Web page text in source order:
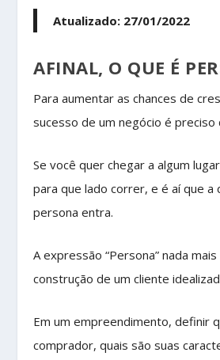
Atualizado: 27/01/2022
AFINAL, O QUE É
Para aumentar as chances de
sucesso de um negócio é preciso
Se você quer chegar a algum
para que lado correr, e é aí que a
persona entra.
A expressão “Persona” nada
construção de um cliente
Em um empreendimento, definir
comprador, quais são suas